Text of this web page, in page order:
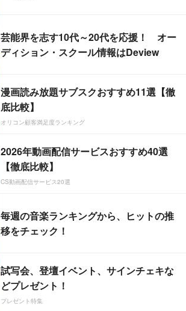
芸能界を志す10代～20代を応援！ オー
ディション・スクール情報はDeview
漫画読み放題サブスクおすすめ11選【徹
底比較】
オリコン顧客満足度ランキング
2026年動画配信サービスおすすめ40選
【徹底比較】
CS動画配信サービス20選
毎週の音楽ランキングから、ヒットの推
移をチェック！
試写会、登壇イベント、サインチェキな
どプレゼント！
プレゼント特集